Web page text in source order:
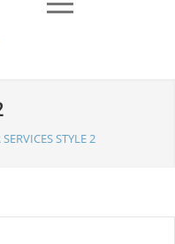
STYLE 2